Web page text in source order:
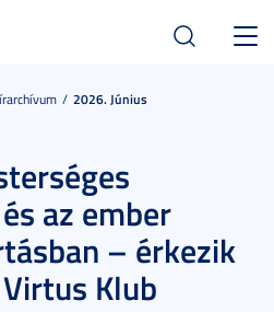
2026. Június
az ember
– érkezik
Klub